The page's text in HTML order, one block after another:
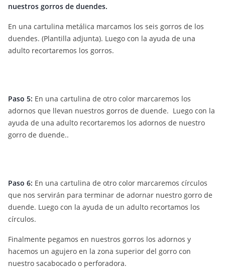
nuestros gorros de duendes.
En una cartulina metálica marcamos los seis gorros de los
duendes. (Plantilla adjunta). Luego con la ayuda de una
adulto recortaremos los gorros.
Paso 5: En una cartulina de otro color marcaremos los
adornos que llevan nuestros gorros de duende. Luego con la
ayuda de una adulto recortaremos los adornos de nuestro
gorro de duende..
Paso 6: En una cartulina de otro color marcaremos círculos
que nos servirán para terminar de adornar nuestro gorro de
duende. Luego con la ayuda de un adulto recortamos los
círculos.
Finalmente pegamos en nuestros gorros los adornos y
hacemos un agujero en la zona superior del gorro con
nuestro sacabocado o perforadora.